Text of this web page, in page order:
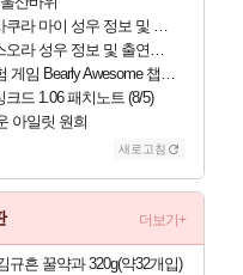
라 마이 성우 정보 및 주요 필모
라 성우 정보 및 출연작 모음
Bearly Awesome 챕터 1 트레일러
크드 1.06 패치노트 (8/5)
아일릿 원희
새로고침
더보기+
규흔 꿀약과 320g(약32개입)